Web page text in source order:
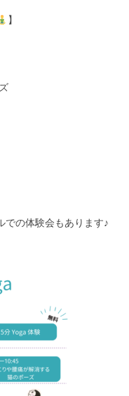
】
での体験会もあります♪